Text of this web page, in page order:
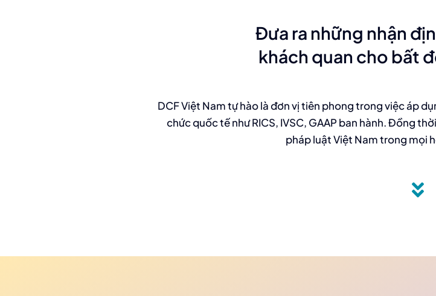
Đưa ra những nhận
khách quan cho bất
DCF Việt Nam tự hào là đơn vị tiên phong trong việc áp
chức quốc tế như RICS, IVSC, GAAP ban hành. Đồng
pháp luật Việt Nam trong mọi